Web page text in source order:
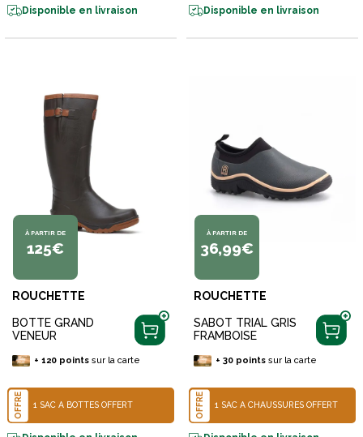
Disponible en livraison Disponible en livraison
À PARTIR DE
125€
ROUCHETTE
BOTTE GRAND
VENEUR
+ 120pointssur la carte
OFFRE 1 SAC À BOTTES OFFERT
À PARTIR DE
36,99€
ROUCHETTE
SABOT TRIAL GRIS
FRAMBOISE
+ 30pointssur la carte
OFFRE 1 SAC À CHAUSSURES OFFERT